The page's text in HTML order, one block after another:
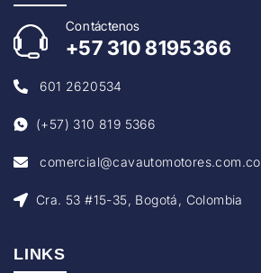
Contáctenos
+57 310 8195366
601 2620534
(+57) 310 819 5366
comercial@cavautomotores.com.co
Cra. 53 #15-35, Bogotá, Colombia
LINKS